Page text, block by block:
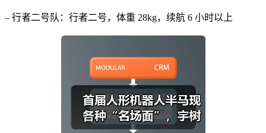
– 行者二号队：行者二号，体重 28kg，续航 6 小时以上